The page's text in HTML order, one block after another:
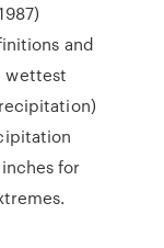
and
wettest
for